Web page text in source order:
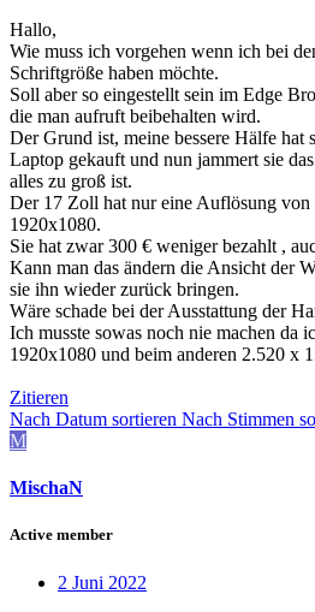
Hallo,
Wie muss ich vorgehen wenn ich bei
Schriftgröße haben möchte.
Soll aber so eingestellt sein im Edge
die man aufruft beibehalten wird.
Der Grund ist, meine bessere Hälfe hat
Laptop gekauft und nun jammert sie das
alles zu groß ist.
Der 17 Zoll hat nur eine Auflösung von
1920x1080.
Sie hat zwar 300 € weniger bezahlt ,
Kann man das ändern die Ansicht der
sie ihn wieder zurück bringen.
Wäre schade bei der Ausstattung der
Ich musste sowas noch nie machen da
1920x1080 und beim anderen 2.520 x
Zitieren
Nach Datum sortieren Nach Stimmen
M
MischaN
Active member
2 Juni 2022